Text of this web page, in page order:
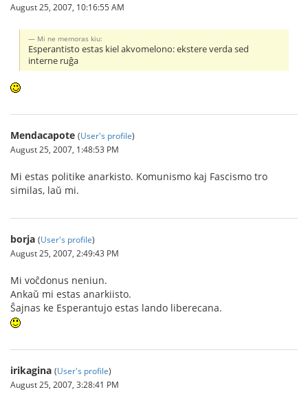
August 25, 2007, 10:16:55 AM
Mi ne memoras kiu:
Esperantisto estas kiel akvomelono: ekstere verda sed
interne ruĝa
Mendacapote (User's profile)
August 25, 2007, 1:48:53 PM
Mi estas politike anarkisto. Komunismo kaj Fascismo tro
similas, laŭ mi.
borja (User's profile)
August 25, 2007, 2:49:43 PM
Mi voĉdonus neniun.
Ankaŭ mi estas anarkiisto.
Ŝajnas ke Esperantujo estas lando liberecana.
irikagina (User's profile)
August 25, 2007, 3:28:41 PM